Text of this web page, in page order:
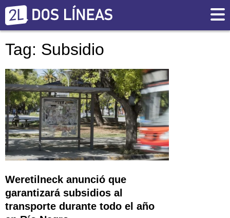
Tag: Subsidio
Weretilneck anunció que
garantizará subsidios al
transporte durante todo el año